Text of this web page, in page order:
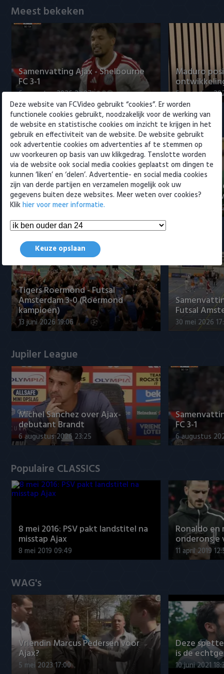
Meest bekeken
Samenvatting Ajax - Shelbourne
FC 3-1
6 augustus 2026 23:07
Maduro
5 augustus
Eredivisie
Voorbeschouwing Cambuur-
Excelsior met Plat en El Arguioui
6 augustus 2026 18:49
PSV
ervaren
6 augustus
Samenvattingen Eredivisie
Tigers Roermond - Futsal
Amsterdam 3-0 (Roermond
kampioen)
13 juni 2026 19:06
Futsal
30 mei 2026
Jupiler League
Míchel Sanchez over Ajax-
debutant Brandt
6 augustus 2026 23:25
FC 3-1
6 augustus
Populaire CLASSICS
8 mei 2016: PSV pakt landstitel na
misstap Ajax
8 mei 2019 09:49
Ronaldo
onderonsje
11 april 2019
WAG's
Vriendin Marcus Pedersen voor
Ajax?
5 mei 2023 17:00
Deze
is de
10 juni 2021
Deze website van FCVideo gebruikt “cookies”. Er worden
functionele cookies gebruikt, noodzakelijk voor de werking van
de website en statistische cookies om inzicht te krijgen in het
gebruik en effectiviteit van de website. De website gebruikt
ook advertentie cookies om advertenties af te stemmen op
uw voorkeuren op basis van uw klikgedrag. Tenslotte worden
via de website ook social media cookies geplaatst om dingen te
kunnen ‘liken’ en ‘delen’. Advertentie- en social media cookies
zijn van derde partijen en verzamelen mogelijk ook uw
gegevens buiten deze websites. Meer weten over cookies?
Klikhier voor meer informatie.
Keuze opslaan